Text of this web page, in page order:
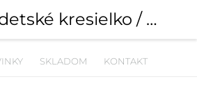
SKLADOM KONTAKT
LUXURY detské kresielko / stolička SRDCE VELÚR - tmavosivé | Detské kresielka, pufy a pohovky | detskestany.sk